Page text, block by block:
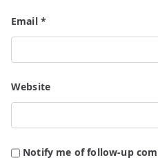
Email *
Website
Notify me of follow-up